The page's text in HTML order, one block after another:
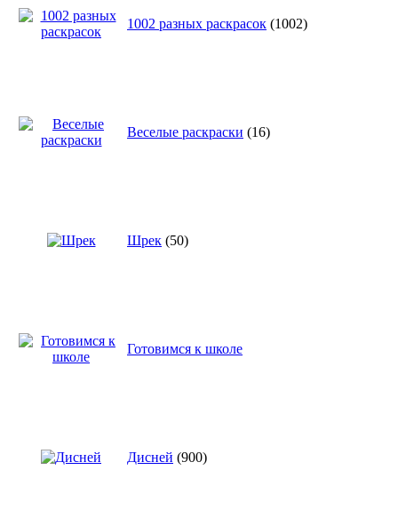
1002 разных раскрасок (1002)
Веселые раскраски (16)
Шрек (50)
Готовимся к школе
Дисней (900)